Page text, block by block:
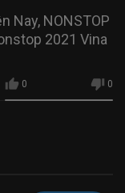
Nay, NONSTOP
2021 Vina
0 0